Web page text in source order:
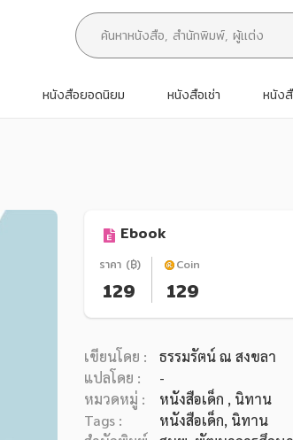
หนังสือยอดนิยม หนังสือเช่า หนัง
Ebook
ราคา (฿)
129
Coin
129
เขียนโดย :
ธรรมรัตน์ ณ สงขลา
แปลโดย :
-
หมวดหมู่ :
หนังสือเด็ก , นิทาน
Tags :
หนังสือเด็ก, นิทาน